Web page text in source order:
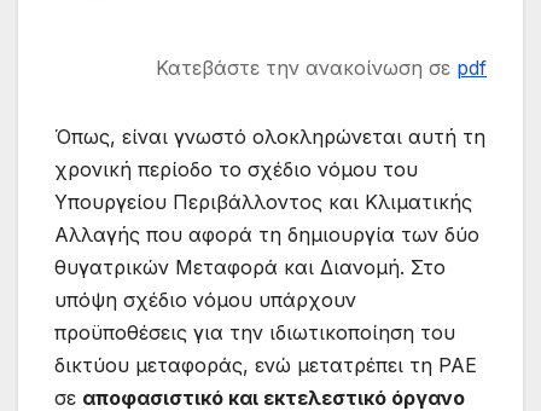
Κατεβάστε την ανακοίνωση σε pdf
Όπως, είναι γνωστό ολοκληρώνεται αυτή τη
χρονική περίοδο το σχέδιο νόμου του
Υπουργείου Περιβάλλοντος και Κλιματικής
Αλλαγής που αφορά τη δημιουργία των δύο
θυγατρικών Μεταφορά και Διανομή. Στο
υπόψη σχέδιο νόμου υπάρχουν
προϋποθέσεις για την ιδιωτικοποίηση του
δικτύου μεταφοράς, ενώ μετατρέπει τη ΡΑΕ
σε αποφασιστικό και εκτελεστικό όργανο